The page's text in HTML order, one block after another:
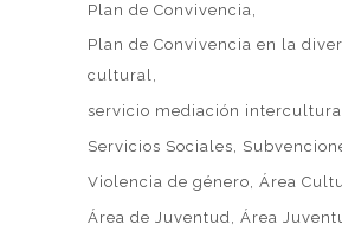
Plan de Convivencia
Plan de Convivencia en la
cultural
servicio mediación
Servicios Sociales
Violencia de género Área
Área de Juventud Área